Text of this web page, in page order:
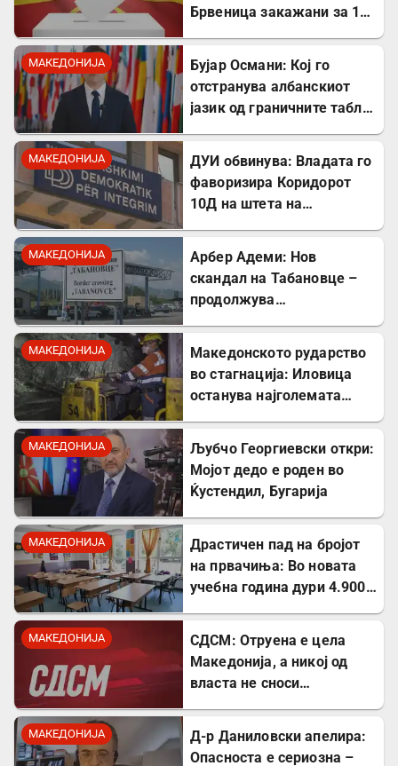
Брвеница закажани за 18
МАКЕДОНИЈА
Бујар Османи: Кој го
отстранува албанскиот
јазик од граничните табли,
МАКЕДОНИЈА
ДУИ обвинува: Владата го
фаворизира Коридорот
10Д на штета на
МАКЕДОНИЈА
Арбер Адеми: Нов
скандал на Табановце –
продолжува
МАКЕДОНИЈА
Македонското рударство
во стагнација: Иловица
останува најголемата
МАКЕДОНИЈА
Љубчо Георгиевски откри:
Мојот дедо е роден во
Ќустендил, Бугарија
МАКЕДОНИЈА
Драстичен пад на бројот
на првачиња: Во новата
учебна година дури 4.900
МАКЕДОНИЈА
СДСМ: Отруена е цела
Македонија, а никој од
власта не сноси
МАКЕДОНИЈА
Д-р Даниловски апелира:
Опасноста е сериозна –